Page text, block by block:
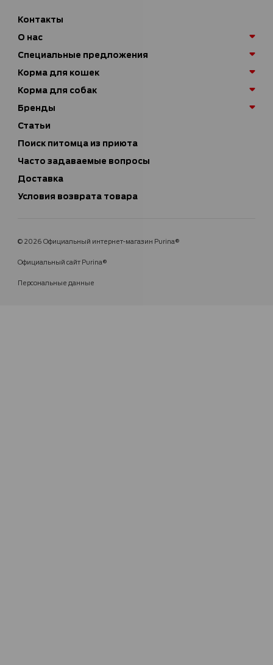
Контакты
О нас
Специальные предложения
Корма для кошек
Корма для собак
Бренды
Статьи
Поиск питомца из приюта
Часто задаваемые вопросы
Доставка
Условия возврата товара
© 2026 Официальный интернет-магазин Purina®
Официальный сайт Purina®
Персональные данные